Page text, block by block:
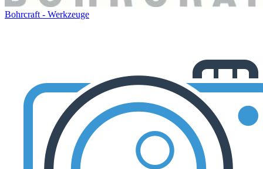
Bohrcraft - Werkzeuge